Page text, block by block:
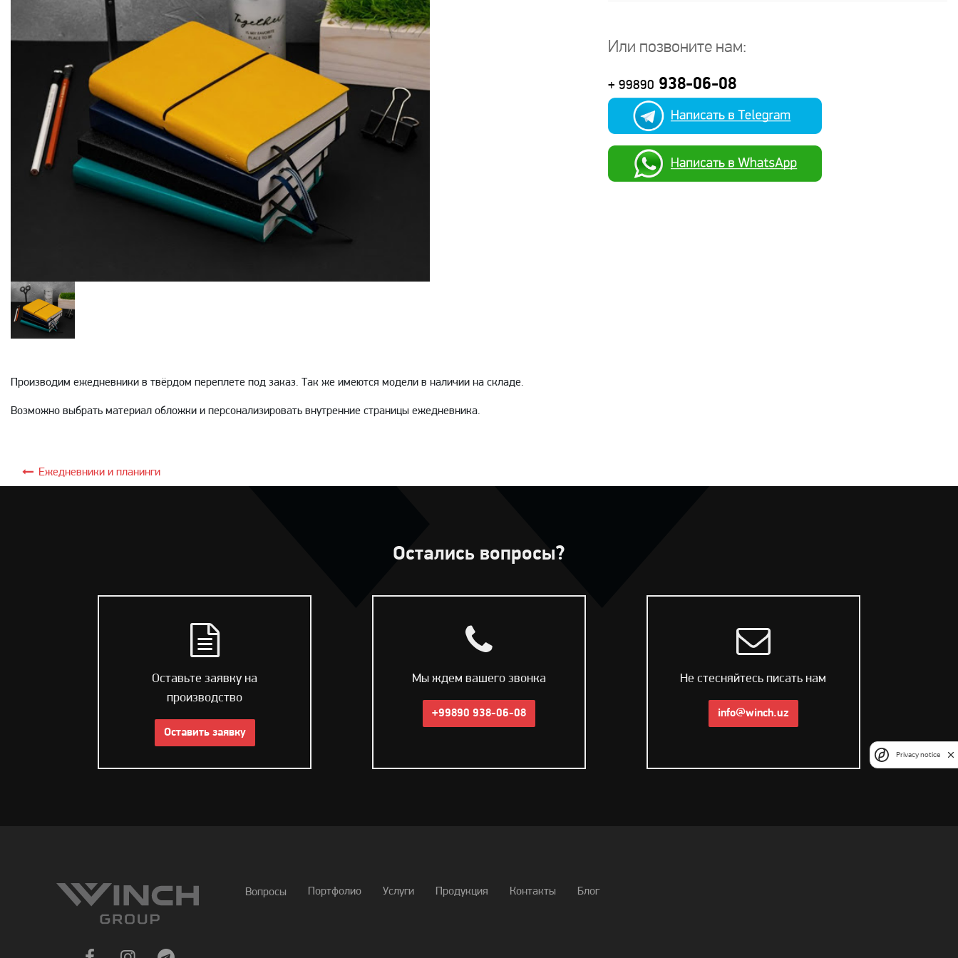
Производим ежедневники в твёрдом переплете под заказ. Так же имеются модели в наличии на складе.
Возможно выбрать материал обложки и персонализировать внутренние страницы ежедневника.
Или позвоните нам:
+ 99890 938-06-08
Ежедневники и планинги
Остались вопросы?
Оставьте заявку на
производство
Оставить заявку
Мы ждем вашего звонка
+99890 938-06-08
Не стесняйтесь писать нам
info@winch.uz
Вопросы Портфолио Услуги Продукция Контакты Блог
Privacy notice